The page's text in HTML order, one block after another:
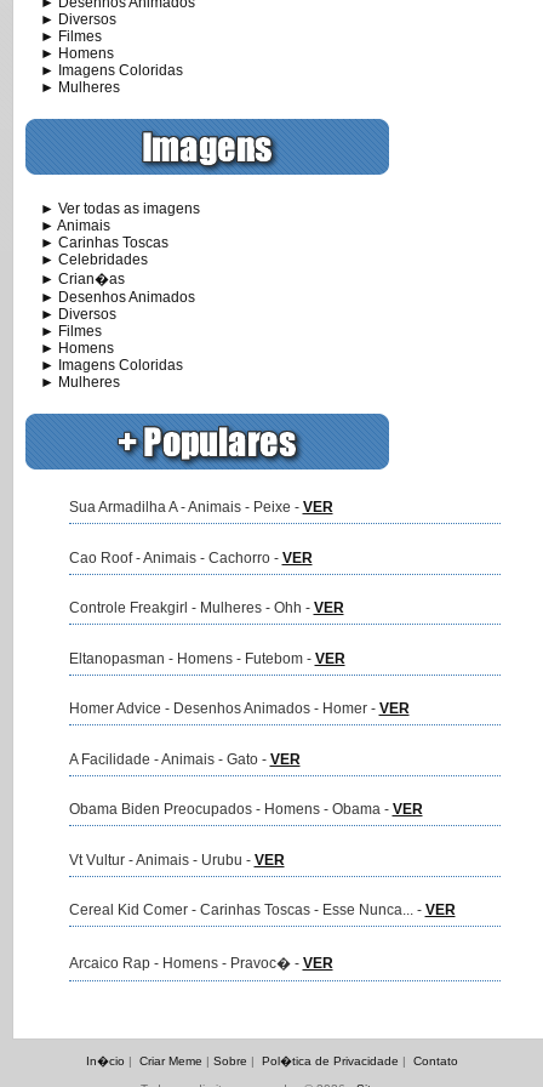
► Diversos
► Filmes
► Homens
► Imagens Coloridas
► Mulheres
► Ver todas as imagens
► Animais
► Carinhas Toscas
► Celebridades
► Crian�as
► Desenhos Animados
► Diversos
► Filmes
► Homens
► Imagens Coloridas
► Mulheres
Sua Armadilha A - Animais - Peixe - VER
Cao Roof - Animais - Cachorro - VER
Controle Freakgirl - Mulheres - Ohh - VER
Eltanopasman - Homens - Futebom - VER
Homer Advice - Desenhos Animados - Homer - VER
A Facilidade - Animais - Gato - VER
Obama Biden Preocupados - Homens - Obama - VER
Vt Vultur - Animais - Urubu - VER
Cereal Kid Comer - Carinhas Toscas - Esse Nunca... - VER
Arcaico Rap - Homens - Pravoc� - VER
In�cio | Criar Meme | Sobre | Pol�tica de Privacidade | Contato